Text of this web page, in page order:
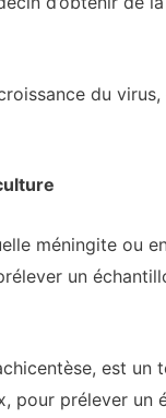
du
méningite ou
un
est
pour prélever